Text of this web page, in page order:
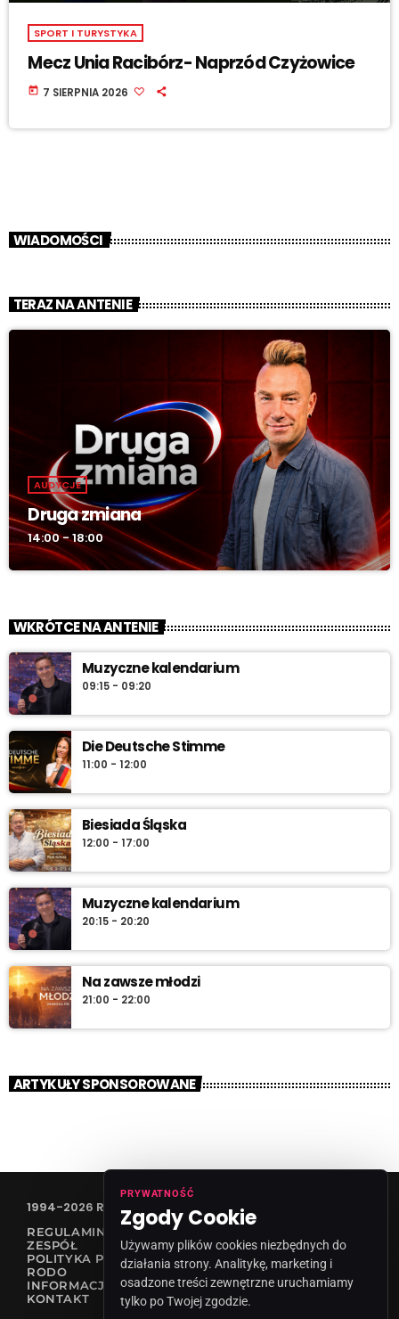
SPORT I TURYSTYKA
Mecz Unia Racibórz- Naprzód Czyżowice
today 7 SIERPNIA 2026
WIADOMOŚCI
TERAZ NA ANTENIE
AUDYCJE
Druga zmiana
14:00 - 18:00
WKRÓTCE NA ANTENIE
Muzyczne kalendarium
09:15 - 09:20
Die Deutsche Stimme
11:00 - 12:00
Biesiada Śląska
12:00 - 17:00
Muzyczne kalendarium
20:15 - 20:20
Na zawsze młodzi
21:00 - 22:00
ARTYKUŁY SPONSOROWANE
1994-2026 RADIO VANESSA SPÓŁKA Z O.O
REGULAMIN KONKURSÓW
ZESPÓŁ
POLITYKA PRYWATNOŚCI
RODO
INFORMACJA O NADAWCY
KONTAKT
PRYWATNOŚĆ
Zgody Cookie
Używamy plików cookies niezbędnych do
działania strony. Analitykę, marketing i
osadzone treści zewnętrzne uruchamiamy
tylko po Twojej zgodzie.